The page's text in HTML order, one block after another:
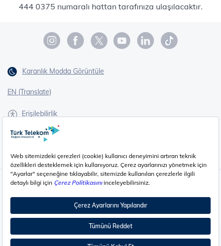
444 0375 numaralı hattan tarafınıza ulaşılacaktır.
Karanlık Modda Görüntüle
EN (Translate)
Erişilebilirlik
İşaret Dili Çevirisi
Çerez Ayarları